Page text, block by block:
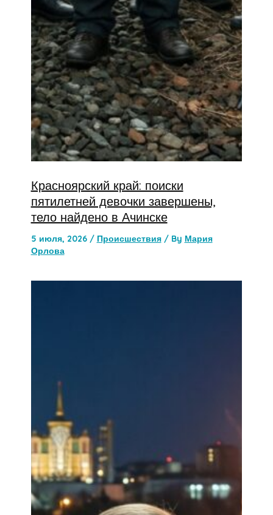
Красноярский край: поиски
пятилетней девочки завершены,
тело найдено в Ачинске
5 июля, 2026 / Происшествия/ By Мария
Орлова